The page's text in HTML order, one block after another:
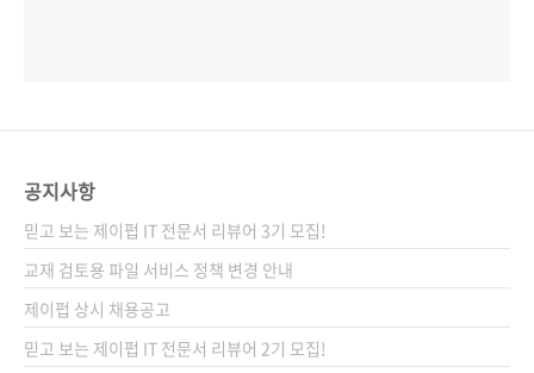
공지사항
믿고 보는 제이펍 IT 전문서 리뷰어 3기 모집!
교재 검토용 파일 서비스 정책 변경 안내
제이펍 상시 채용공고
믿고 보는 제이펍 IT 전문서 리뷰어 2기 모집!